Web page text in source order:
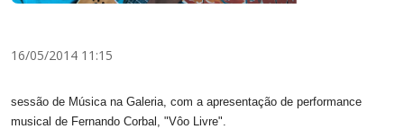
16/05/2014 11:15
sessão de Música na Galeria, com a apresentação de performance
musical de Fernando Corbal, "Vôo Livre".